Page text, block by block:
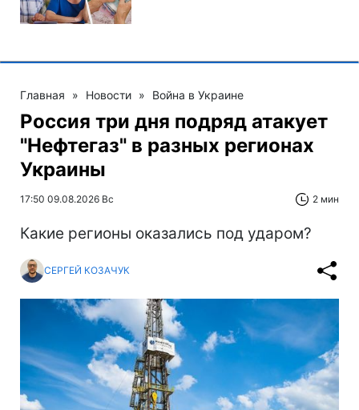
Главная » Новости » Война в Украине
Россия три дня подряд атакует
"Нефтегаз" в разных регионах
Украины
17:50 09.08.2026 Вс 2 мин
Какие регионы оказались под ударом?
СЕРГЕЙ КОЗАЧУК